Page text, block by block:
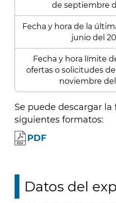
de septiembre
Fecha y hora de la
junio del
Fecha y hora límite
ofertas o solicitudes
noviembre del
Se puede descargar la
siguientes formatos:
PDF
Datos del